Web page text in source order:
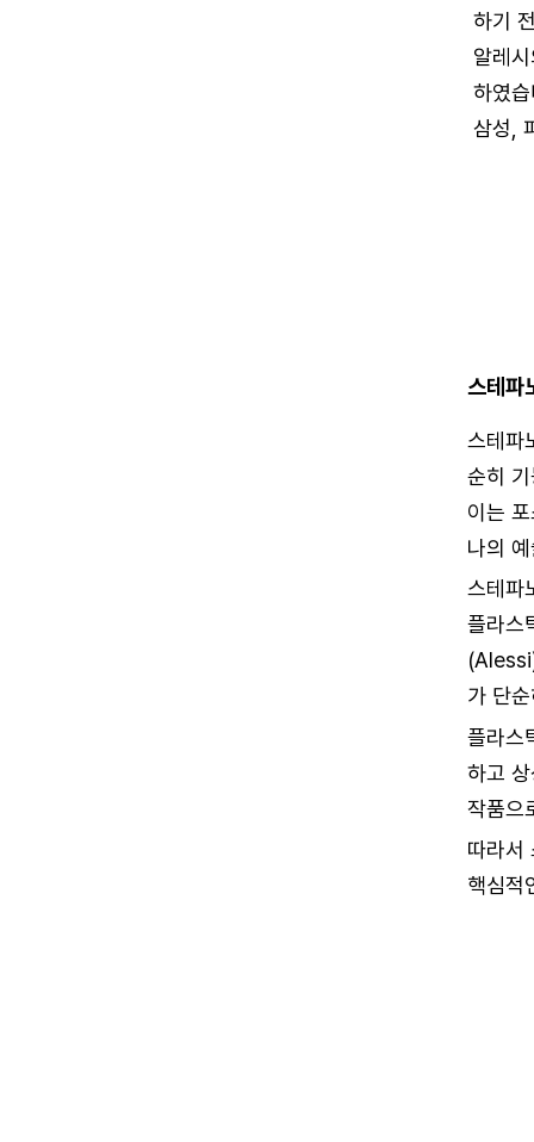
하기
알레
하였
삼성,
스테파
스테파
순히
이는
나의
스테파
플라스
가 단
플라스
하고
작품으
따라서
핵심적